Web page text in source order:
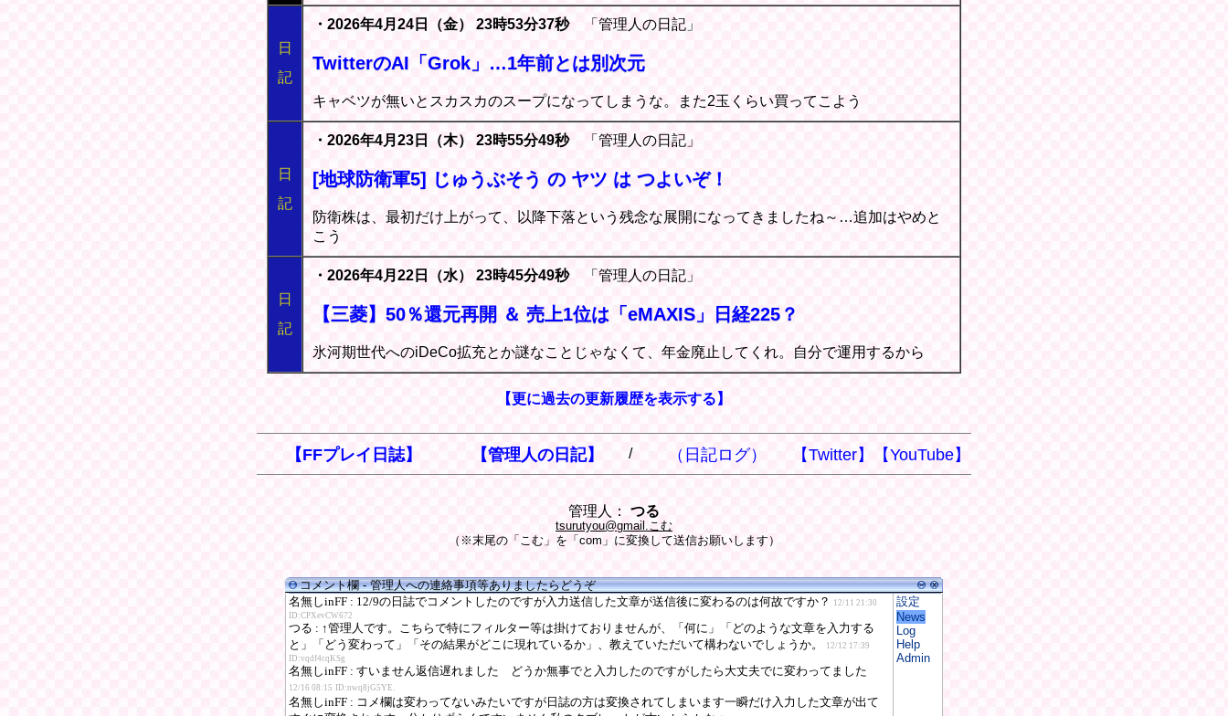
日
記
・2026年4月24日（金） 23時53分37秒「管理人の日記」
TwitterのAI「Grok」…1年前とは別次元
キャベツが無いとスカスカのスープになってしまうな。また2玉くらい買ってこよう
日
記
・2026年4月23日（木） 23時55分49秒「管理人の日記」
[地球防衛軍5] じゅうぶそう の ヤツ は つよいぞ！
防衛株は、最初だけ上がって、以降下落という残念な展開になってきましたね～…追加はやめと
こう
日
記
・2026年4月22日（水） 23時45分49秒「管理人の日記」
【三菱】50％還元再開 ＆ 売上1位は「eMAXIS」日経225？
氷河期世代へのiDeCo拡充とか謎なことじゃなくて、年金廃止してくれ。自分で運用するから
【更に過去の更新履歴を表示する】
【FFプレイ日誌】 【管理人の日記】 / （日記ログ） 【Twitter】 【YouTube】
管理人： つる
tsurutyou@gmail.こむ
（※末尾の「こむ」を「com」に変換して送信お願いします）
コメント欄 - 管理人への連絡事項等ありましたらどうぞ
設定
News
Log
Help
Admin